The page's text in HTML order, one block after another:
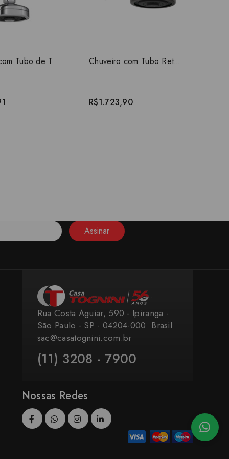
Chuveiro com Tubo de Teto da Deca Acqua Plus Cromado 1990.C.TET Chuveiro com Tubo Reto Parede Deca Acqua Plus Dark Antracite/Grafite 1990.GF.CT.MT
R$1.723,90
Assinar
Rua Costa Aguiar, 590 - Ipiranga -
São Paulo - SP - 04204-000 ​ Brasil
sac@casatognini.com.br
(11) 3208 - 7900
Nossas Redes